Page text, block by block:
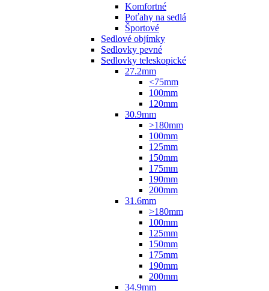
Komfortné
Poťahy na sedlá
Športové
Sedlové objímky
Sedlovky pevné
Sedlovky teleskopické
27.2mm
<75mm
100mm
120mm
30.9mm
>180mm
100mm
125mm
150mm
175mm
190mm
200mm
31.6mm
>180mm
100mm
125mm
150mm
175mm
190mm
200mm
34.9mm